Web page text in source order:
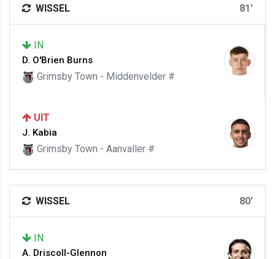
WISSEL 81'
IN
D. O'Brien Burns
Grimsby Town - Middenvelder #
UIT
J. Kabia
Grimsby Town - Aanvaller #
WISSEL 80'
IN
A. Driscoll-Glennon